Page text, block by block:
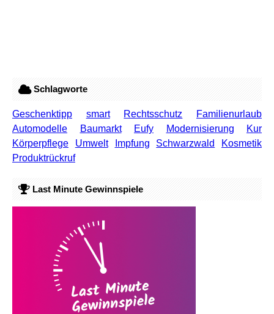
Schlagworte
Geschenktipp smart Rechtsschutz
Familienurlaub
Automodelle
Baumarkt Eufy Modernisierung
Kur
Körperpflege
Umwelt Impfung Schwarzwald
Kosmetik
Produktrückruf
Last Minute Gewinnspiele